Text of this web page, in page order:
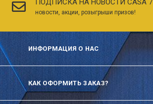
ПОДПИСКА НА НОВОСТИ CASA 7
новости, акции, розыгрыши призов!
ИНФОРМАЦИЯ О НАС
КАК ОФОРМИТЬ ЗАКАЗ?